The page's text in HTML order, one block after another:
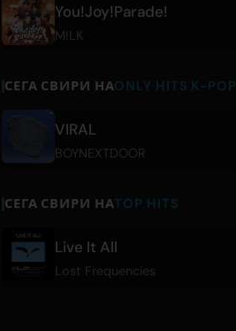
You!Joy!Parade!
M!LK
СЕГА СВИРИ НАONLY HITS K-POP
VIRAL
BOYNEXTDOOR
СЕГА СВИРИ НАTOP HITS
Live It All
Lost Frequencies